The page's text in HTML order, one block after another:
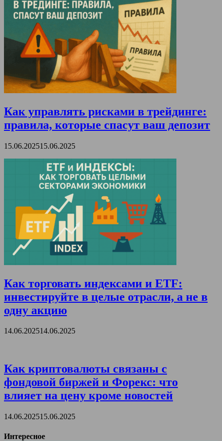
Как управлять рисками в трейдинге:
правила, которые спасут ваш депозит
15.06.202515.06.2025
Как торговать индексами и ETF:
инвестируйте в целые отрасли, а не в
одну акцию
14.06.202514.06.2025
Как криптовалюты связаны с
фондовой биржей и Форекс: что
влияет на цену кроме новостей
14.06.202515.06.2025
Интересное